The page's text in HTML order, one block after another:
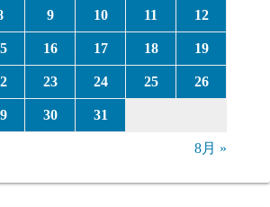
9 10 11 12
16 17 18 19
23 24 25 26
30 31
8月 »